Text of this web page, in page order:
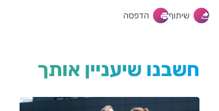
שיתוף הדפסה
חשבנו שיעניין אותך